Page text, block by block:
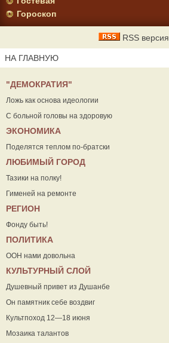
Гороскоп
RSS версия
НА ГЛАВНУЮ
"ДЕМОКРАТИЯ"
Ложь как основа идеологии
С больной головы на здоровую
ЭКОНОМИКА
Поделятся теплом по-братски
ЛЮБИМЫЙ ГОРОД
Тазики на полку!
Гименей на ремонте
РЕГИОН
Фонду быть!
ПОЛИТИКА
ООН нами довольна
КУЛЬТУРНЫЙ СЛОЙ
Душевный привет из Душанбе
Он памятник себе воздвиг
Культпоход 12—18 июня
Мозаика талантов